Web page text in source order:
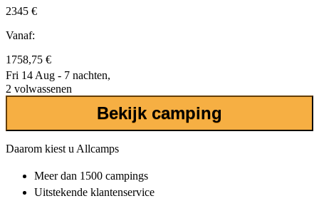
2345 €
Vanaf:
1758,75 €
Fri 14 Aug - 7 nachten,
2 volwassenen
Bekijk camping
Daarom kiest u Allcamps
Meer dan 1500 campings
Uitstekende klantenservice